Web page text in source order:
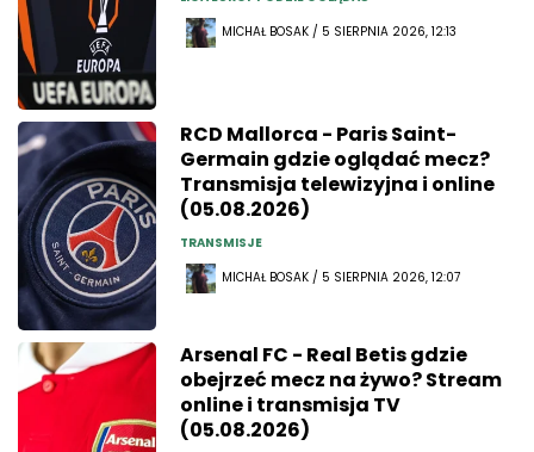
MICHAŁ BOSAK / 5 SIERPNIA 2026, 12:13
RCD Mallorca - Paris Saint-
Germain gdzie oglądać mecz?
Transmisja telewizyjna i online
(05.08.2026)
TRANSMISJE
MICHAŁ BOSAK / 5 SIERPNIA 2026, 12:07
Arsenal FC - Real Betis gdzie
obejrzeć mecz na żywo? Stream
online i transmisja TV
(05.08.2026)